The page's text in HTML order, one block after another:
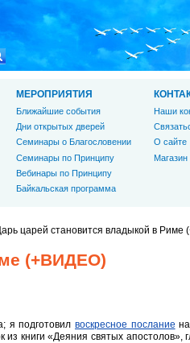
царей становится владыкой в
(+ВИДЕО)
я подготовил воскресное послание
книги «Деяния святых апостолов»,
МЕРОПРИЯТИЯ
Ближайшие события
Дни открытых дверей
Семинары о Благословении
Семинары по Принципу
Вебинары по Принципу
Байкальская программа
Наши
О сайте
Магазин